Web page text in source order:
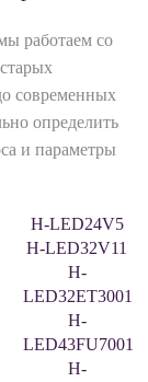
работаем со
современных
определить
и параметры
H-LED24V5
H-LED32V11
H-
LED32ET3001
H-
LED43FU7001
H-